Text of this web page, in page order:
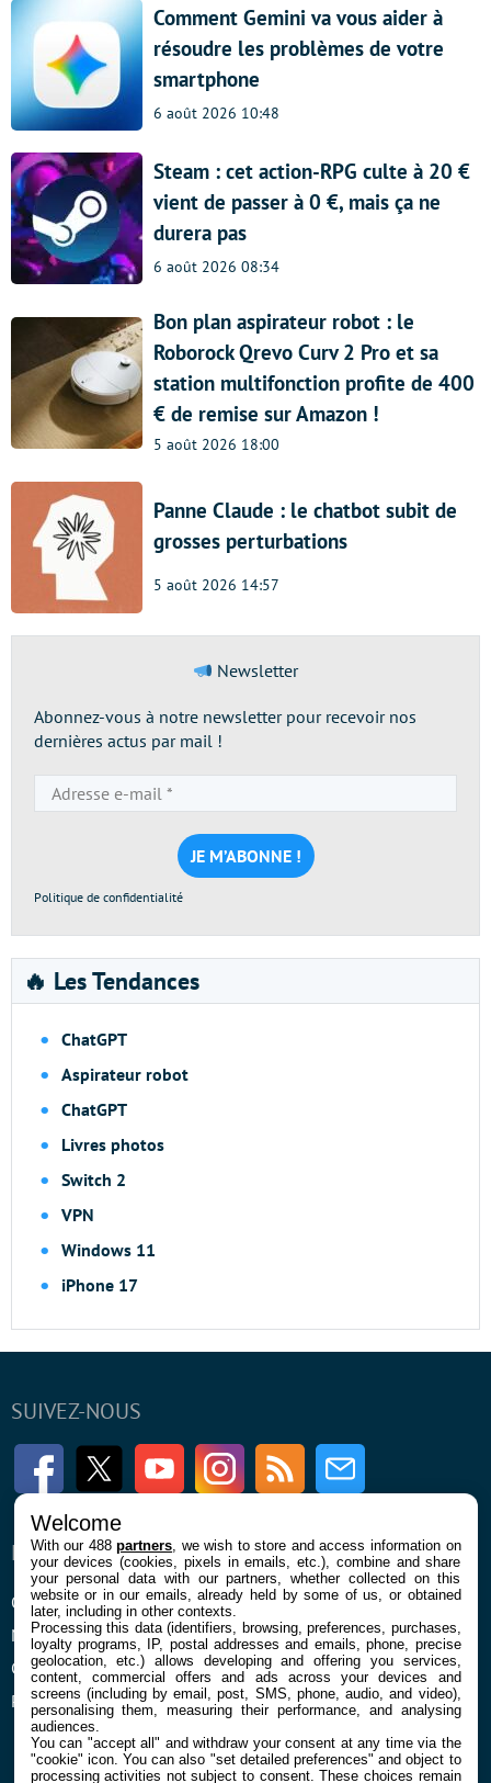
Comment Gemini va vous aider à
résoudre les problèmes de votre
smartphone
6 août 2026 10:48
Steam : cet action-RPG culte à 20 €
vient de passer à 0 €, mais ça ne
durera pas
6 août 2026 08:34
Bon plan aspirateur robot : le
Roborock Qrevo Curv 2 Pro et sa
station multifonction profite de 400
€ de remise sur Amazon !
5 août 2026 18:00
Panne Claude : le chatbot subit de
grosses perturbations
5 août 2026 14:57
Newsletter
Abonnez-vous à notre newsletter pour recevoir nos
dernières actus par mail !
e-
mail
*
Politique de confidentialité
🔥 Les Tendances
ChatGPT
Aspirateur robot
ChatGPT
Livres photos
Switch 2
VPN
Windows 11
iPhone 17
SUIVEZ-NOUS
FacebookTwitter Youtube InstagramRSS Newsletter
ENTREPRISE
Qui sommes nous
Mentions légales et CGU
Confidentialité et Cookies
Préférences cookies
À PROPOS
La rédaction
Contact
Welcome
With our 488partners , we wish to store and access information on
your devices (cookies, pixels in emails, etc.), combine and share
your personal data with our partners, whether collected on this
website or in our emails, already held by some of us, or obtained
later, including in other contexts.
Processing this data (identifiers, browsing, preferences, purchases,
loyalty programs, IP, postal addresses and emails, phone, precise
geolocation, etc.) allows developing and offering you services,
content, commercial offers and ads across your devices and
screens (including by email, post, SMS, phone, audio, and video),
personalising them, measuring their performance, and analysing
audiences.
You can "accept all" and withdraw your consent at any time via the
"cookie" icon. You can also "set detailed preferences" and object to
processing activities not subject to consent. These choices remain